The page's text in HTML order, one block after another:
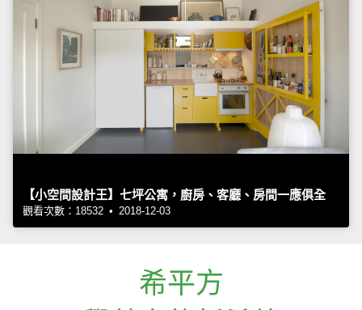
【小空間設計王】七坪公寓，廚房、客廳、房間一應俱全
觀看次數：18532 • 2018-12-03
希平方